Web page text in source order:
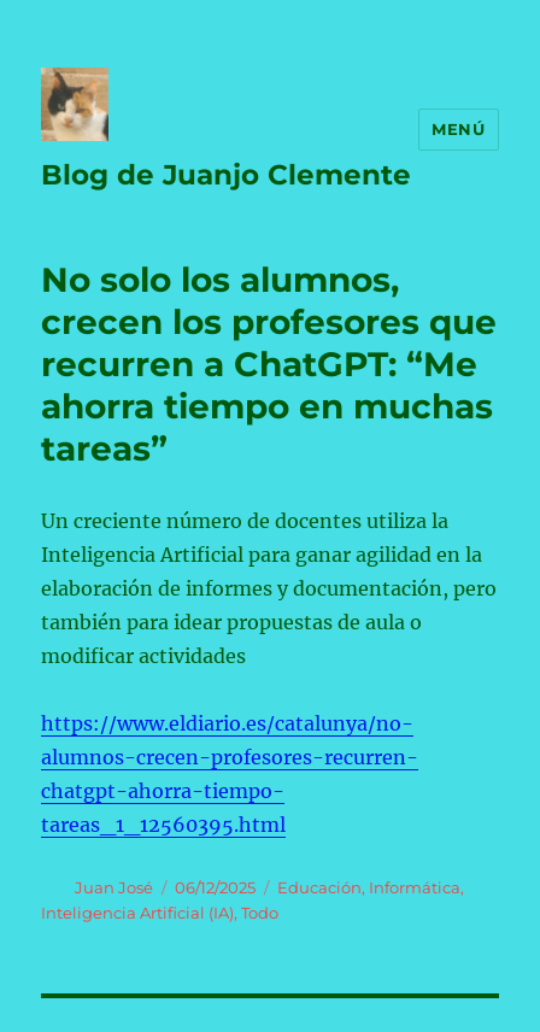
Blog de Juanjo Clemente
MENÚ
No solo los alumnos,
crecen los profesores que
recurren a ChatGPT: “Me
ahorra tiempo en muchas
tareas”
Un creciente número de docentes utiliza la
Inteligencia Artificial para ganar agilidad en la
elaboración de informes y documentación, pero
también para idear propuestas de aula o
modificar actividades
https://www.eldiario.es/catalunya/no-
alumnos-crecen-profesores-recurren-
chatgpt-ahorra-tiempo-
tareas_1_12560395.html
Autor
Juan José
Publicado
el
06/12/2025 Categorías
Educación, Informática,
Inteligencia Artificial (IA),Todo